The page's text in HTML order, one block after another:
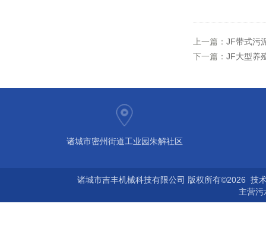
上一篇： JF带式污
下一篇： JF大型养
诸城市密州街道工业园朱解社区
诸城市吉丰机械科技有限公司 版权所有©2026 技
主营污